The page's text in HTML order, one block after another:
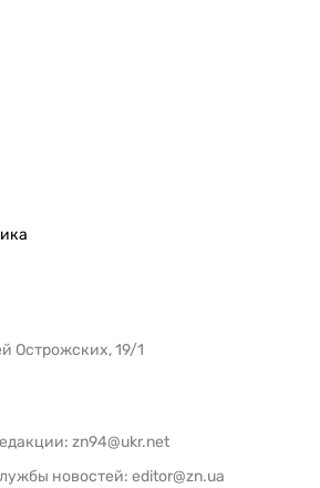
Острожских, 19/1
zn94@ukr.net
новостей: editor@zn.ua